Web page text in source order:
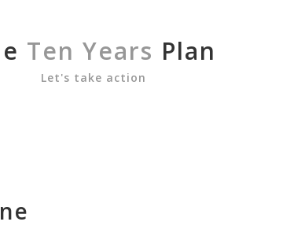
Ten Years Plan
Let's take action